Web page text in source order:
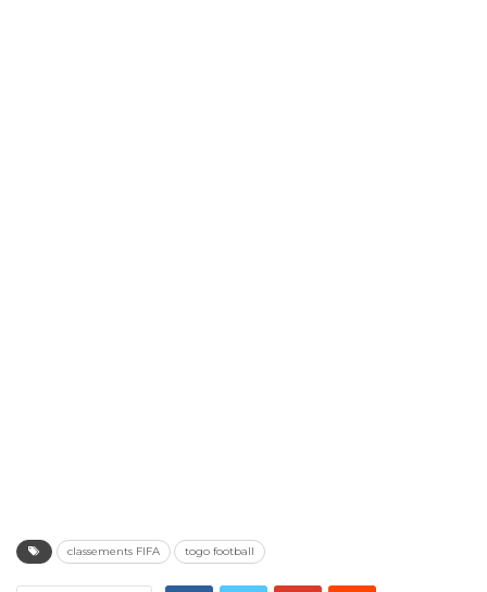
classements FIFA togo football